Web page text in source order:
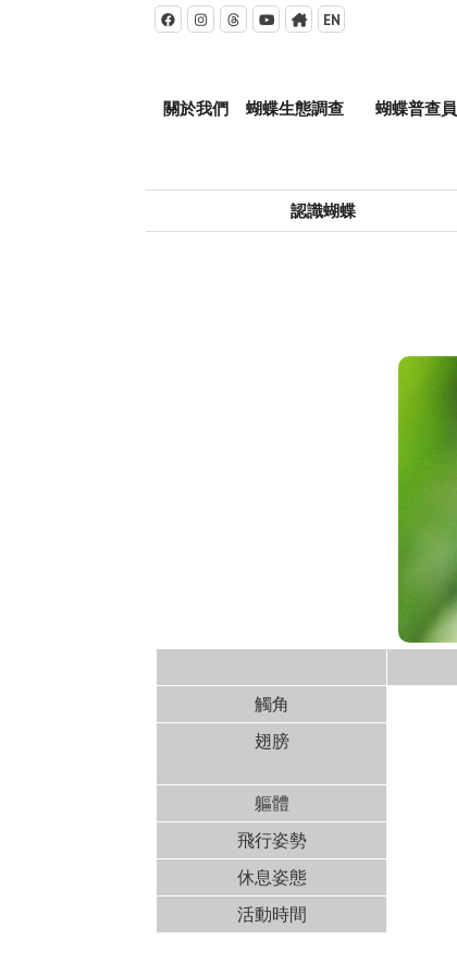
     EN
關於我們 
蝴蝶生態調查 蝴蝶普查員

認識蝴蝶
觸角
翅膀
軀體
飛行姿勢
休息姿態
活動時間